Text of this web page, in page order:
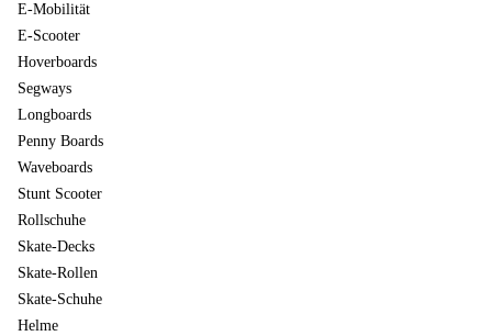
E-Mobilität
E-Scooter
Hoverboards
Segways
Longboards
Penny Boards
Waveboards
Stunt Scooter
Rollschuhe
Skate-Decks
Skate-Rollen
Skate-Schuhe
Helme